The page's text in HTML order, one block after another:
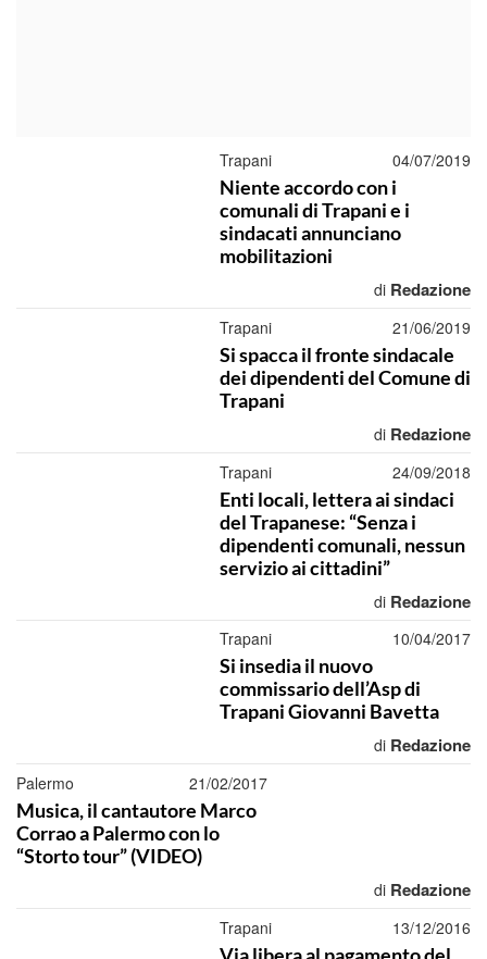
Trapani 04/07/2019
Niente accordo con i
comunali di Trapani e i
sindacati annunciano
mobilitazioni
di Redazione
Trapani 21/06/2019
Si spacca il fronte sindacale
dei dipendenti del Comune di
Trapani
di Redazione
Trapani 24/09/2018
Enti locali, lettera ai sindaci
del Trapanese: “Senza i
dipendenti comunali, nessun
servizio ai cittadini”
di Redazione
Trapani 10/04/2017
Si insedia il nuovo
commissario dell’Asp di
Trapani Giovanni Bavetta
di Redazione
Palermo 21/02/2017
Musica, il cantautore Marco
Corrao a Palermo con lo
“Storto tour” (VIDEO)
di Redazione
Trapani 13/12/2016